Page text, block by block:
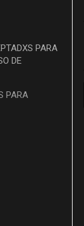
PARA
DE
PARA